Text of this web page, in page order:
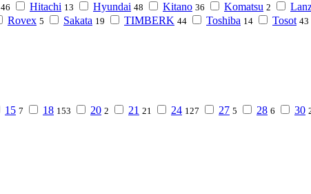
46 Hitachi 13 Hyundai 48 Kitano 36 Komatsu 2
Rovex 5 Sakata 19 TIMBERK 44 Toshiba 14 Tosot 43
15 7 18 153 20 2 21 21 24 127 27 5 28 6 30